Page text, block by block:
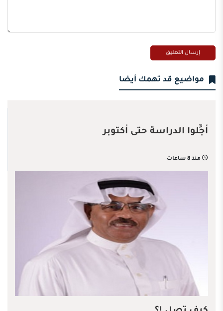
مواضيع قد تهمك أيضا
أجِّلوا الدراسة حتى أكتوبر
منذ 8 ساعات